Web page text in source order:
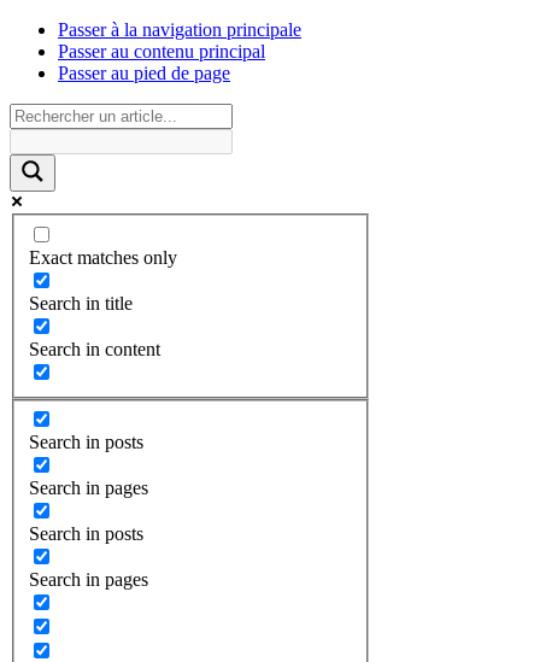
Passer à la navigation principale
Passer au contenu principal
Passer au pied de page
Exact matches only
Search in title
Search in content
Search in posts
Search in pages
Search in posts
Search in pages